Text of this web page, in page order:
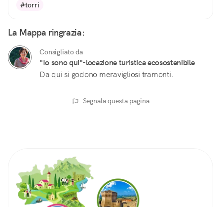
#torri
La Mappa ringrazia:
Consigliato da
"Io sono qui"-locazione turistica ecosostenibile
Da qui si godono meravigliosi tramonti.
Segnala questa pagina